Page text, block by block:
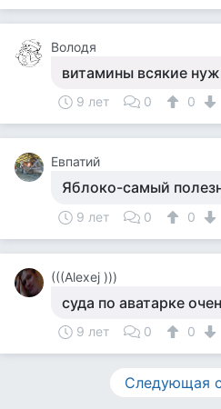
Володя
витамины всякие
9 лет 0 0
Евпатий
Яблоко-самый
9 лет 0 0
(((Alexej )))
суда по аватарке
9 лет 0 0
Следующая